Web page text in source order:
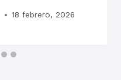
18 febrero, 2026